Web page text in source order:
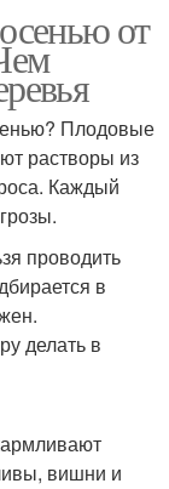
от
Плодовые
растворы из
Каждый
проводить
в
делать в
вишни и